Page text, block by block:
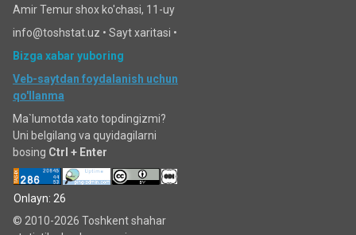
Amir Temur shox ko'chasi, 11-uy
info@toshstat.uz • Sayt xaritasi •
Bizga xabar yuboring
Veb-saytdan foydalanish uchun
qo'llanma
Ma`lumotda xato topdingizmi?
Uni belgilang va quyidagilarni
bosing Ctrl + Enter
Onlayn: 26
© 2010-2026 Toshkent shahar